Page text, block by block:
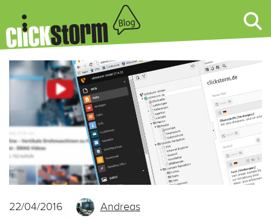
22/04/2016 Andreas